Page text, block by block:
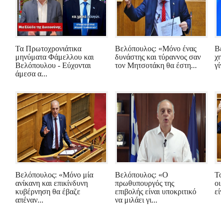
Τα Πρωτοχρονιάτικα
μηνύματα Φάμελλου και
Βελόπουλου - Εύχονται
άμεσα α...
Βελόπουλος: «Μόνο ένας
δυνάστης και τύραννος σαν
τον Μητσοτάκη θα έστη...
Βελόπουλος: «Μόνο μία
ανίκανη και επικίνδυνη
κυβέρνηση θα έβαζε
απέναν...
Βελόπουλος: «Ο
πρωθυπουργός της
επιβολής είναι υποκριτικό
να μιλάει γι...